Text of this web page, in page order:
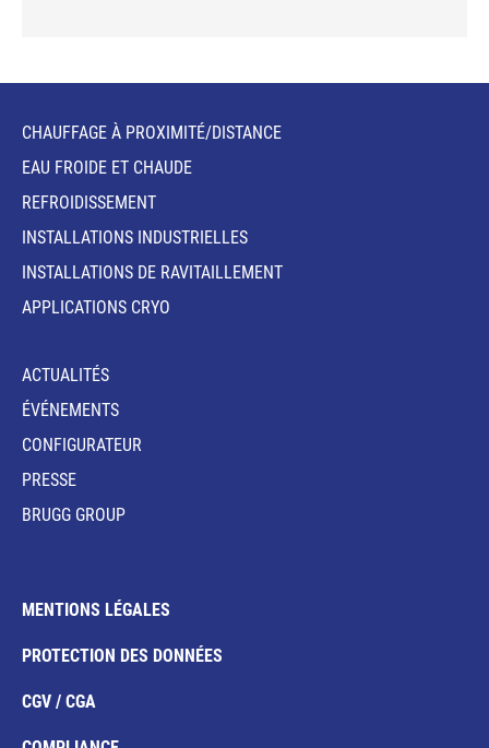
CHAUFFAGE À PROXIMITÉ/DISTANCE
EAU FROIDE ET CHAUDE
REFROIDISSEMENT
INSTALLATIONS INDUSTRIELLES
INSTALLATIONS DE RAVITAILLEMENT
APPLICATIONS CRYO
ACTUALITÉS
ÉVÉNEMENTS
CONFIGURATEUR
PRESSE
BRUGG GROUP
MENTIONS LÉGALES
PROTECTION DES DONNÉES
CGV / CGA